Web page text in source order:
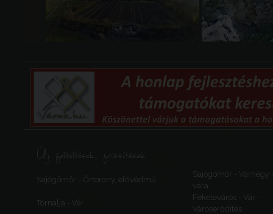
Új feltöltések, frissítések
Sajógömör - Őrtorony, elővédmű
Sajógömör - Várhegy
vára
Tornalja - Vár
Feketeváros - Vár -
Városerődítés